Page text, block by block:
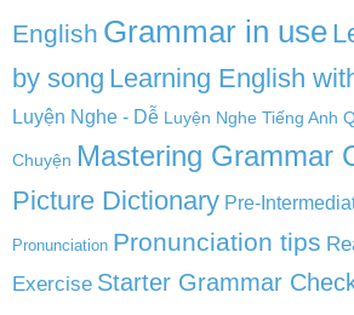
English Grammar in use
by song Learning English
Luyện Nghe - Dễ Luyện Nghe Tiếng Anh
Chuyện Mastering Grammar
Picture Dictionary Pre-
Pronunciation Pronunciation tips
Exercise Starter Grammar